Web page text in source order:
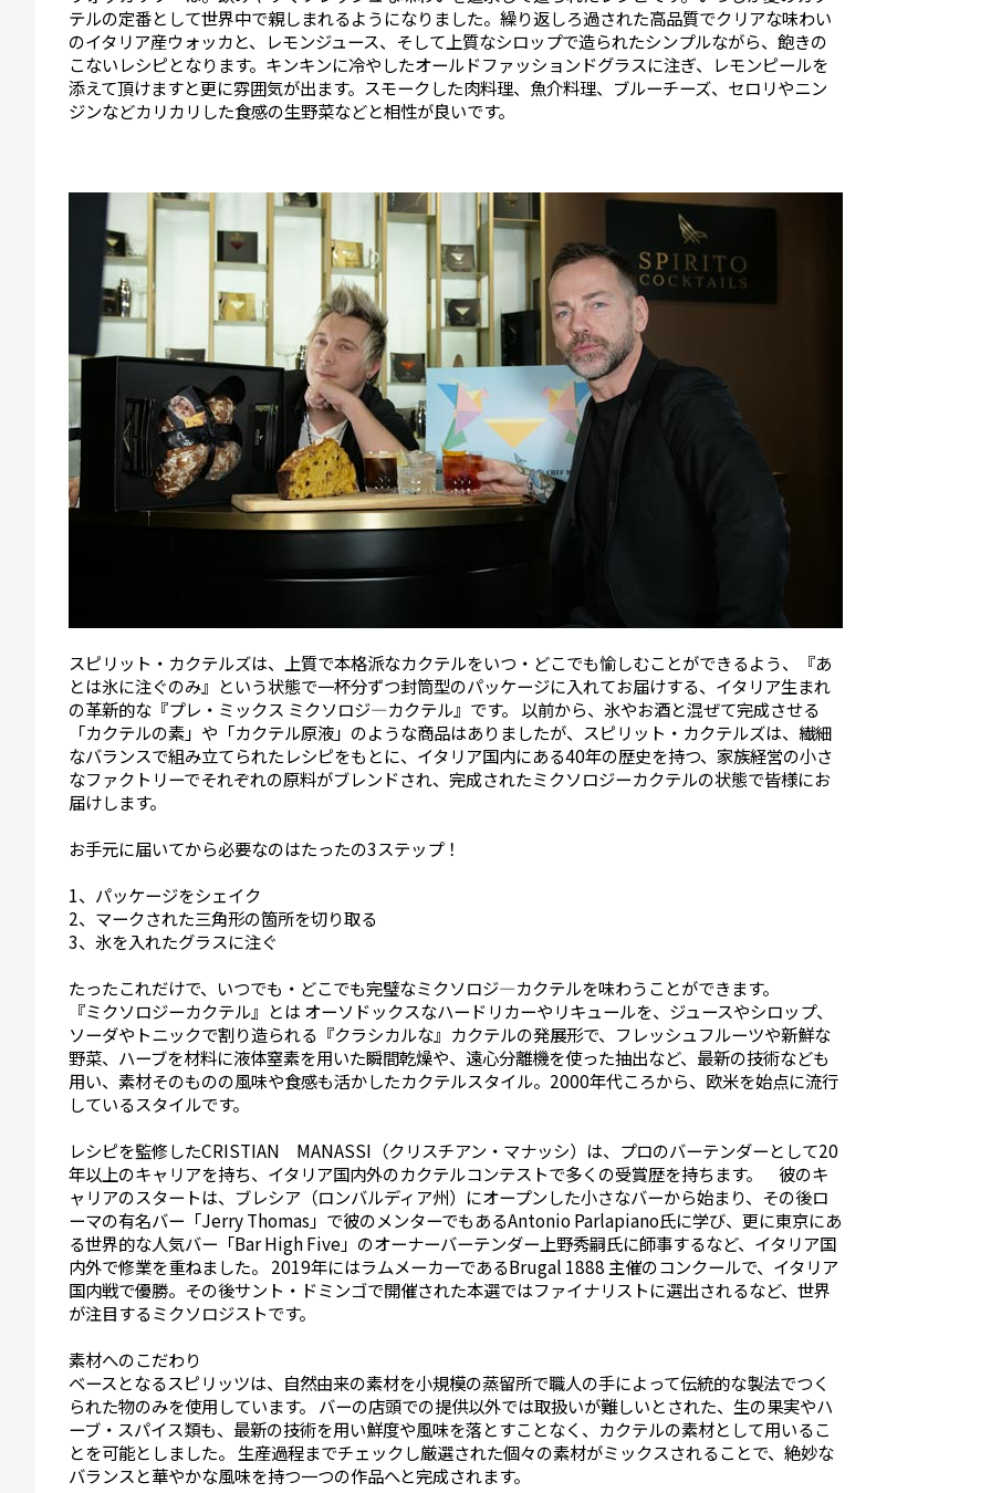
テルの定番として世界中で親しまれるようになりました。繰り返しろ過された高品質でクリアな味わい
のイタリア産ウォッカと、レモンジュース、そして上質なシロップで造られたシンプルながら、飽きの
こないレシピとなります。キンキンに冷やしたオールドファッションドグラスに注ぎ、レモンピールを
添えて頂けますと更に雰囲気が出ます。スモークした肉料理、魚介料理、ブルーチーズ、セロリやニン
ジンなどカリカリした食感の生野菜などと相性が良いです。
スピリット・カクテルズは、上質で本格派なカクテルをいつ・どこでも愉しむことができるよう、『あ
とは氷に注ぐのみ』という状態で一杯分ずつ封筒型のパッケージに入れてお届けする、イタリア生まれ
の革新的な『プレ・ミックス ミクソロジ―カクテル』です。 以前から、氷やお酒と混ぜて完成させる
「カクテルの素」や「カクテル原液」のような商品はありましたが、スピリット・カクテルズは、繊細
なバランスで組み立てられたレシピをもとに、イタリア国内にある40年の歴史を持つ、家族経営の小さ
なファクトリーでそれぞれの原料がブレンドされ、完成されたミクソロジーカクテルの状態で皆様にお
届けします。
お手元に届いてから必要なのはたったの3ステップ！
1、パッケージをシェイク
2、マークされた三角形の箇所を切り取る
3、氷を入れたグラスに注ぐ
たったこれだけで、いつでも・どこでも完璧なミクソロジ―カクテルを味わうことができます。
『ミクソロジーカクテル』とは オーソドックスなハードリカーやリキュールを、ジュースやシロップ、
ソーダやトニックで割り造られる『クラシカルな』カクテルの発展形で、フレッシュフルーツや新鮮な
野菜、ハーブを材料に液体窒素を用いた瞬間乾燥や、遠心分離機を使った抽出など、最新の技術なども
用い、素材そのものの風味や食感も活かしたカクテルスタイル。2000年代ころから、欧米を始点に流行
しているスタイルです。
レシピを監修したCRISTIAN MANASSI（クリスチアン・マナッシ）は、プロのバーテンダーとして20
年以上のキャリアを持ち、イタリア国内外のカクテルコンテストで多くの受賞歴を持ちます。 彼のキ
ャリアのスタートは、ブレシア（ロンバルディア州）にオープンした小さなバーから始まり、その後ロ
ーマの有名バー「Jerry Thomas」で彼のメンターでもあるAntonio Parlapiano氏に学び、更に東京にあ
る世界的な人気バー「Bar High Five」のオーナーバーテンダー上野秀嗣氏に師事するなど、イタリア国
内外で修業を重ねました。 2019年にはラムメーカーであるBrugal 1888 主催のコンクールで、イタリア
国内戦で優勝。その後サント・ドミンゴで開催された本選ではファイナリストに選出されるなど、世界
が注目するミクソロジストです。
素材へのこだわり
ベースとなるスピリッツは、自然由来の素材を小規模の蒸留所で職人の手によって伝統的な製法でつく
られた物のみを使用しています。 バーの店頭での提供以外では取扱いが難しいとされた、生の果実やハ
ーブ・スパイス類も、最新の技術を用い鮮度や風味を落とすことなく、カクテルの素材として用いるこ
とを可能としました。 生産過程までチェックし厳選された個々の素材がミックスされることで、絶妙な
バランスと華やかな風味を持つ一つの作品へと完成されます。